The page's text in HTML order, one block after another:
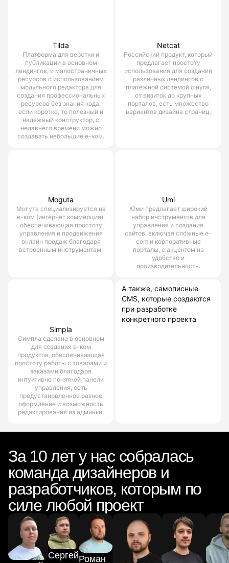
Tilda
Платформа для верстки и
публикации в основном
лендингов, и малостраничных
ресурсов с использованием
модульного редактора для
создания профессиональных
ресурсов без знания кода,
если коротко, то полезный и
надежный конструктор, с
недавнего времени можно
создавать небольшие е-ком.
Netcat
Российский продукт, который
предлагает простоту
использования для создания
различных лендингов с
платежной системой с нуля,
от визиток до крупных
порталов, есть множество
вариантов дизайна страниц.
Moguta
Могута специализируется на
е-ком (интернет коммерция),
обеспечивающая простоту
управления и продвижения
онлайн продаж благодаря
встроенным инструментам.
Umi
Юми предлагает широкий
набор инструментов для
управления и создания
сайтов, включая сложные e-
com и корпоративные
порталы, с акцентом на
удобство и
производительность.
Simpla
Симпла сделана в основном
для создания е-ком
продуктов, обеспечивающая
простоту работы с товарами и
заказами благодаря
интуитивно понятной панели
управления, есть
предустановленное разное
оформление и возможность
редактирования из админки.
А также, самописные
CMS, которые создаются
при разработке
конкретного проекта
За 10 лет у нас собралась
команда дизайнеров и
разработчиков, которым по
силе любой проект
СергейРоман